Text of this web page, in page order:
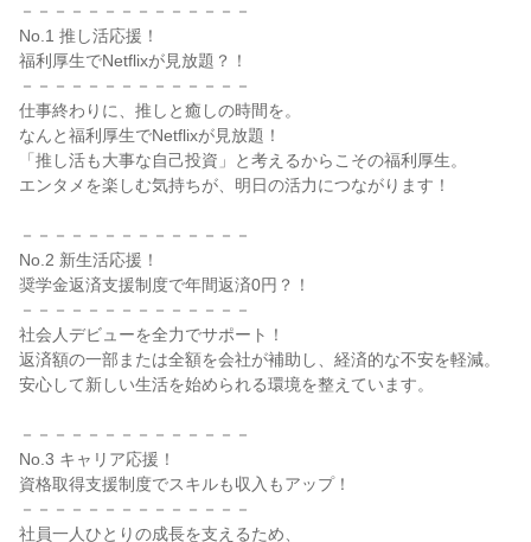
－－－－－－－－－－－－－－
No.1 推し活応援！
福利厚生でNetflixが見放題？！
－－－－－－－－－－－－－－
仕事終わりに、推しと癒しの時間を。
なんと福利厚生でNetflixが見放題！
「推し活も大事な自己投資」と考えるからこその福利厚生。
エンタメを楽しむ気持ちが、明日の活力につながります！
－－－－－－－－－－－－－－
No.2 新生活応援！
奨学金返済支援制度で年間返済0円？！
－－－－－－－－－－－－－－
社会人デビューを全力でサポート！
返済額の一部または全額を会社が補助し、経済的な不安を軽減。
安心して新しい生活を始められる環境を整えています。
－－－－－－－－－－－－－－
No.3 キャリア応援！
資格取得支援制度でスキルも収入もアップ！
－－－－－－－－－－－－－－
社員一人ひとりの成長を支えるため、